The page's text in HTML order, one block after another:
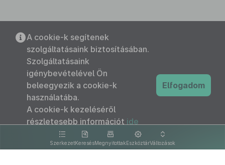
SzerkezetKeresésMegnyitottakEszköztárVáltozások
A cookie-k segítenek
szolgáltatásaink biztosításában.
Szolgáltatásaink
igénybevételével Ön
beleegyezik a cookie-k
használatába.
A cookie-k kezeléséről
részletesebb információt ide
kattintva olvashat.
Elfogadom